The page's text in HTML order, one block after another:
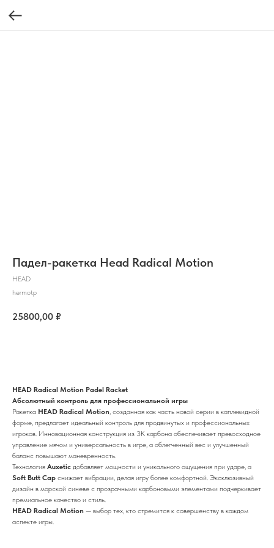
Падел-ракетка Head Radical Motion
HEAD
hermotp
25800,00 ₽
HEAD Radical Motion Padel Racket
Абсолютный контроль для профессиональной игры
Ракетка HEAD Radical Motion, созданная как часть новой серии в каплевидной
форме, предлагает идеальный контроль для продвинутых и профессиональных
игроков. Инновационная конструкция из 3K карбона обеспечивает превосходное
управление мячом и универсальность в игре, а облегченный вес и улучшенный
баланс повышают маневренность.
Технология Auxetic добавляет мощности и уникального ощущения при ударе, а
Soft Butt Cap снижает вибрации, делая игру более комфортной. Эксклюзивный
дизайн в морской синеве с прозрачными карбоновыми элементами подчеркивает
премиальное качество и стиль.
HEAD Radical Motion — выбор тех, кто стремится к совершенству в каждом
аспекте игры.